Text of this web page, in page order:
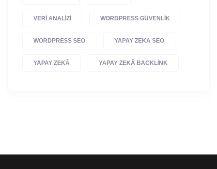
VERI ANALIZI WORDPRESS GÜVENLIK
WORDPRESS SEO YAPAY ZEKA SEO
YAPAY ZEKÂ YAPAY ZEKÂ BACKLINK